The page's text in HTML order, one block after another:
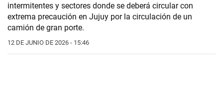
intermitentes y sectores donde se deberá circular con
extrema precaución en Jujuy por la circulación de un
camión de gran porte.
12 DE JUNIO DE 2026 - 15:46